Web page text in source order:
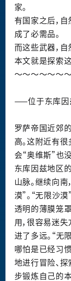
家。
有国家之后，
成了必需品。
而这些武器，自
本文就是探索
～～～～～～
——位于东库因
罗萨帝国近郊
高。这附近有
会“奥维斯”也
东库因兹地区
山脉。继续向
漠”。“无限沙
透明的薄膜笼
用，很容易迷
进了多远。“无
哪怕是已经习
地进行冒险、
步锻炼自己的